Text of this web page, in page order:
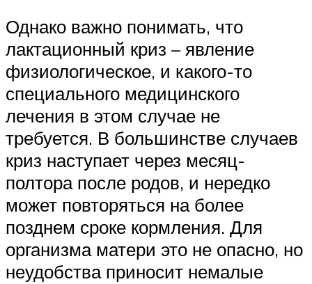
Однако важно понимать, что
лактационный криз – явление
физиологическое, и какого-то
специального медицинского
лечения в этом случае не
требуется. В большинстве случаев
криз наступает через месяц-
полтора после родов, и нередко
может повторяться на более
позднем сроке кормления. Для
организма матери это не опасно, но
неудобства приносит немалые